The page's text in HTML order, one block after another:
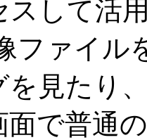
スして活
ファイル
を見たり
面で普通